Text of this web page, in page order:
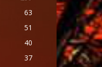
63
51
40
37